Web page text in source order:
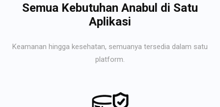
Semua Kebutuhan Anabul di Satu
Aplikasi
Keamanan hingga kesehatan, semuanya tersedia dalam satu
platform.